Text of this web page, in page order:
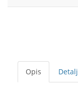
Opis